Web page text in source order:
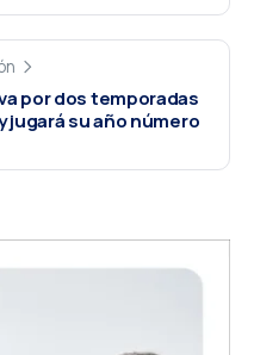
por dos temporadas
jugará su año número